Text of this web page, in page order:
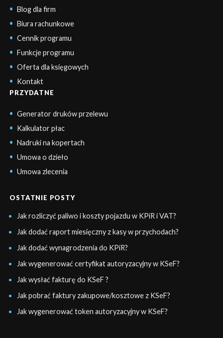
Blog dla firm
Biura rachunkowe
Cennik programu
Funkcje programu
Oferta dla księgowych
Kontakt
PRZYDATNE
Generator druków przelewu
Kalkulator płac
Nadruki na kopertach
Umowa o dzieło
Umowa zlecenia
OSTATNIE POSTY
Jak rozliczyć paliwo i koszty pojazdu w KPiR i VAT?
Jak dodać raport miesięczny z kasy w przychodach?
Jak dodać wynagrodzenia do KPiR?
Jak wygenerować certyfikat autoryzacyjny w KSeF?
Jak wysłać fakturę do KSeF ?
Jak pobrać faktury zakupowe/kosztowe z KSeF?
Jak wygenerować token autoryzacyjny w KSeF?